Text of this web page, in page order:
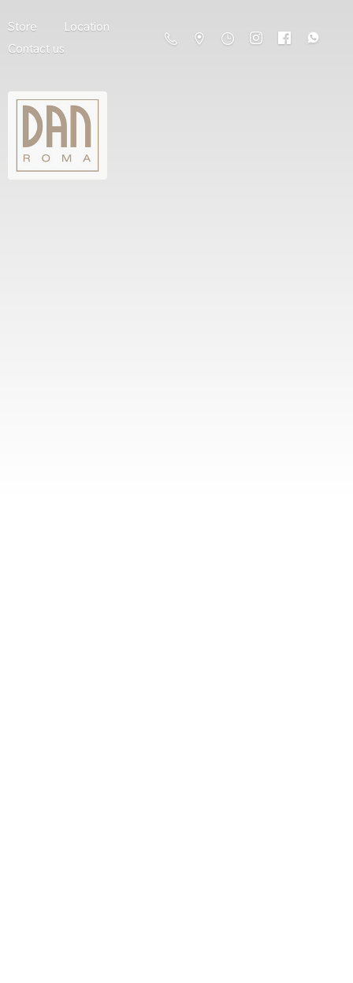
Store
Location
Contact us